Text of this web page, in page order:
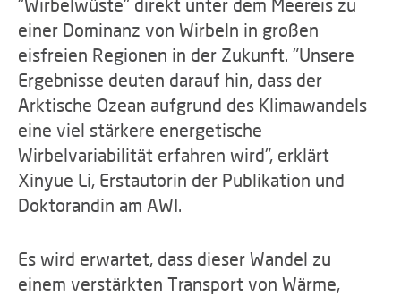
"Wirbelwüste" direkt unter dem Meereis zu
einer Dominanz von Wirbeln in großen
eisfreien Regionen in der Zukunft. "Unsere
Ergebnisse deuten darauf hin, dass der
Arktische Ozean aufgrund des Klimawandels
eine viel stärkere energetische
Wirbelvariabilität erfahren wird", erklärt
Xinyue Li, Erstautorin der Publikation und
Doktorandin am AWI.
Es wird erwartet, dass dieser Wandel zu
einem verstärkten Transport von Wärme,